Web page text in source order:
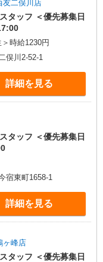
二俣川店
タッフ ＜優先募集日
時給1230円
俣川2-52-1
詳細を見る
タッフ ＜優先募集日
宿東町1658-1
詳細を見る
ヶ峰店
タッフ ＜優先募集日